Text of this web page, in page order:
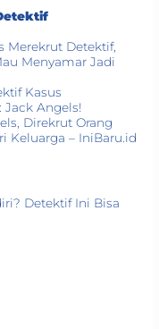
Merekrut Detektif,
Menyamar Jadi
Kasus
Jack Angels!
Direkrut Orang
Keluarga – IniBaru.id
Detektif Ini Bisa